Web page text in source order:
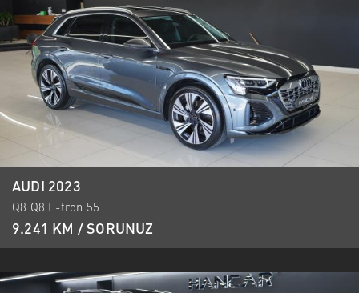
AUDI 2023
Q8 Q8 E-tron 55
9.241 KM / SORUNUZ